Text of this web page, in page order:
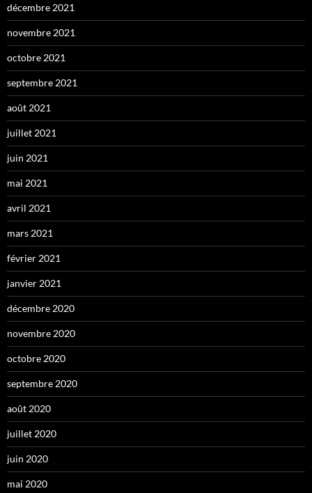
décembre 2021
novembre 2021
octobre 2021
septembre 2021
août 2021
juillet 2021
juin 2021
mai 2021
avril 2021
mars 2021
février 2021
janvier 2021
décembre 2020
novembre 2020
octobre 2020
septembre 2020
août 2020
juillet 2020
juin 2020
mai 2020